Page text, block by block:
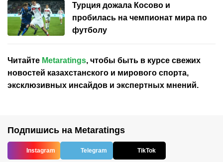
Турция дожала Косово и
пробилась на чемпионат мира по
футболу
Читайте Metaratings, чтобы быть в курсе свежих
новостей казахстанского и мирового спорта,
эксклюзивных инсайдов и экспертных мнений.
Подпишись на Metaratings
Instagram Telegram TikTok